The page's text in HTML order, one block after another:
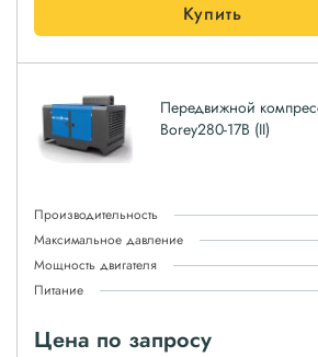
Купить
Передвижной
Borey280-17B (II)
Производительность
Максимальное давление
Мощность двигателя
Питание
Цена по запросу